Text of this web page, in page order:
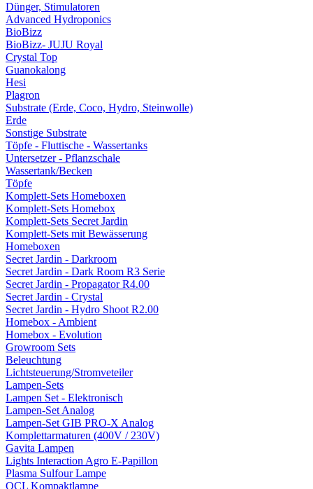
Dünger, Stimulatoren
Advanced Hydroponics
BioBizz
BioBizz- JUJU Royal
Crystal Top
Guanokalong
Hesi
Plagron
Substrate (Erde, Coco, Hydro, Steinwolle)
Erde
Sonstige Substrate
Töpfe - Fluttische - Wassertanks
Untersetzer - Pflanzschale
Wassertank/Becken
Töpfe
Komplett-Sets Homeboxen
Komplett-Sets Homebox
Komplett-Sets Secret Jardin
Komplett-Sets mit Bewässerung
Homeboxen
Secret Jardin - Darkroom
Secret Jardin - Dark Room R3 Serie
Secret Jardin - Propagator R4.00
Secret Jardin - Crystal
Secret Jardin - Hydro Shoot R2.00
Homebox - Ambient
Homebox - Evolution
Growroom Sets
Beleuchtung
Lichtsteuerung/Stromveteiler
Lampen-Sets
Lampen Set - Elektronisch
Lampen-Set Analog
Lampen-Set GIB PRO-X Analog
Komplettarmaturen (400V / 230V)
Gavita Lampen
Lights Interaction Agro E-Papillon
Plasma Sulfour Lampe
OCL Kompaktlampe